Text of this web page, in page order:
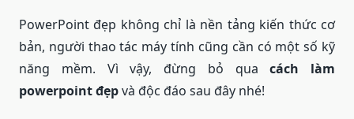
PowerPoint đẹp không chỉ là nền tảng kiến thức cơ
bản, người thao tác máy tính cũng cần có một số kỹ
năng mềm. Vì vậy, đừng bỏ quacách làm
powerpoint đẹpvà độc đáo sau đây nhé!